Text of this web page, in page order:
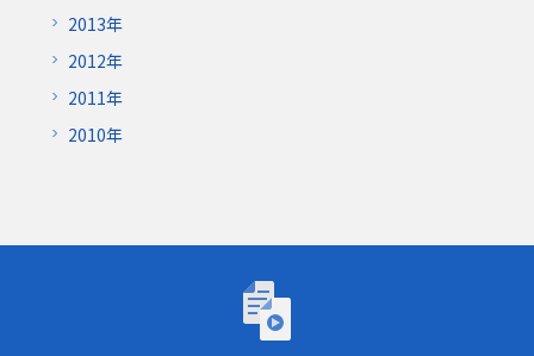
2013年
2012年
2011年
2010年
トーゴーの日シンポジウム2026「AIが研究